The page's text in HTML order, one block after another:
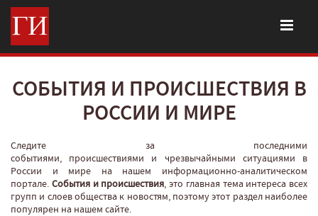
СОБЫТИЯ И ПРОИСШЕСТВИЯ В
РОССИИ И МИРЕ
Следите за последними
событиями, происшествиями и чрезвычайными ситуациями в
России и мире на нашем информационно-аналитическом
портале. События и происшествия, это главная тема интереса всех
групп и слоев общества к новостям, поэтому этот раздел наиболее
популярен на нашем сайте.